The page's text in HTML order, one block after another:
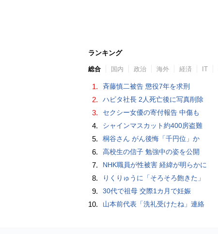
ランキング
総合 国内 政治 海外 経済 IT
1. 斉藤慎二被告 懲役7年を求刑
2. ハビタ社長 2人死亡後に写真削除
3. セクシー女優の寄付報告 中傷も
4. シャインマスカット約400房盗難
5. 桐谷さん がん後悔「千円位」か
6. 高校生の信子 勉強中の姿を公開
7. NHK職員が性被害 経緯が明らかに
8. りくりゅうに「そろそろ飽きた」
9. 30代で祖母 交際1カ月で妊娠
10. 山本前代表「洗礼受けたね」連絡